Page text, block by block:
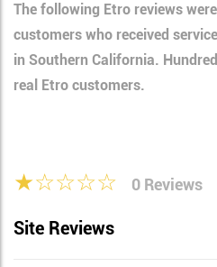
The following Etro reviews
customers who received
in Southern California.
real Etro customers.
★☆☆☆☆ 0 Reviews
Site Reviews